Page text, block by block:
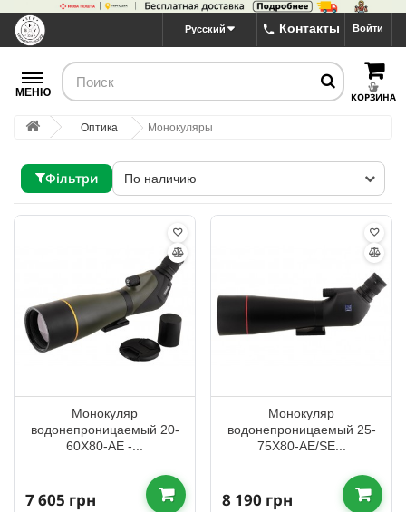
Войти
Контакты
Русский
КОРЗИНА
МЕНЮ
Оптика Монокуляры
Фільтри
Монокуляр
водонепроницаемый 20-
60X80-AE -...
7 605 грн
Монокуляр
водонепроницаемый 25-
75X80-AE/SE...
8 190 грн